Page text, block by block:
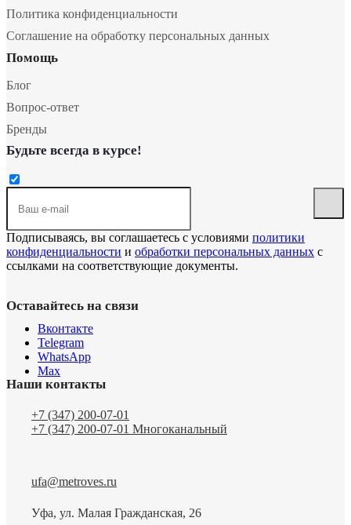
Политика конфиденциальности
Соглашение на обработку персональных данных
Помощь
Блог
Вопрос-ответ
Бренды
Будьте всегда в курсе!
Подписываясь, вы соглашаетесь с условиями политики
конфиденциальности и обработки персональных данных с
ссылками на соответствующие документы.
Оставайтесь на связи
Вконтакте
Telegram
WhatsApp
Max
Наши контакты
+7 (347) 200-07-01
+7 (347) 200-07-01 Многоканальный
ufa@metroves.ru
Уфа, ул. Малая Гражданская, 26